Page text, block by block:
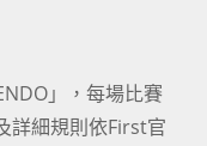
」，每場比賽
詳細規則依First官